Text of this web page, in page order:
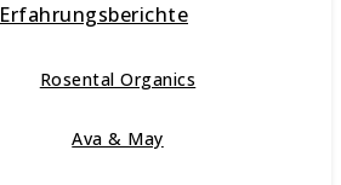
Erfahrungsberichte
Rosental Organics
Ava & May